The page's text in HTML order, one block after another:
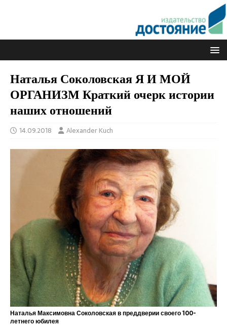
Наталья Соколовская Я И МОЙ
ОРГАНИЗМ Краткий очерк истории
наших отношений
14.09.2018 Alexander Kuch
Наталья Максимовна Соколовская в преддверии своего 100-
летнего юбилея